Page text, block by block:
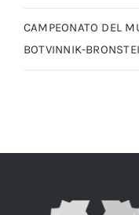
CAMPEONATO DEL
BOTVINNIK-